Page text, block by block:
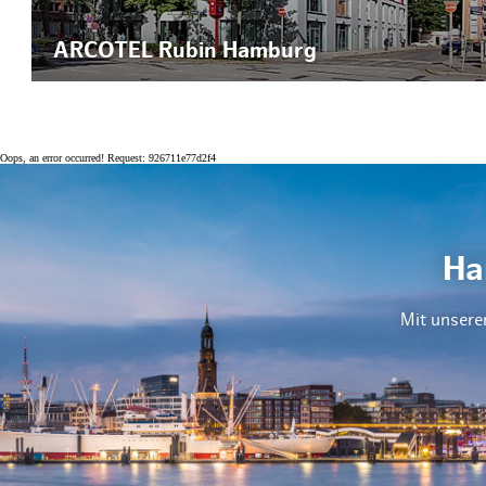
ARCOTEL Rubin Hamburg
Oops, an error occurred! Request: 926711e77d2f4
Mit